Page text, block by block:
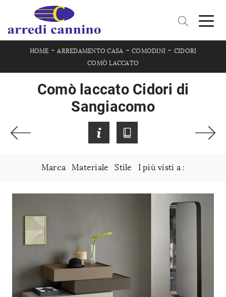
HOME -ARREDAMENTO CASA -COMODINI - CIDORI
COMÒ LACCATO
Comò laccato Cidori di
Sangiacomo
Marca Materiale Stile I più visti a :